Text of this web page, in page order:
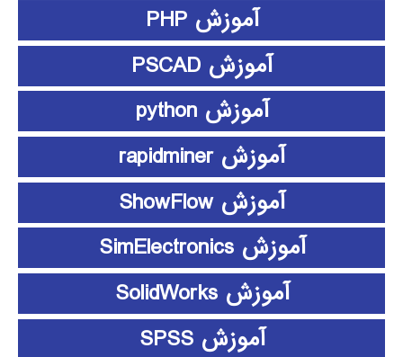
آموزش PHP
آموزش PSCAD
آموزش python
آموزش rapidminer
آموزش ShowFlow
آموزش SimElectronics
آموزش SolidWorks
آموزش SPSS